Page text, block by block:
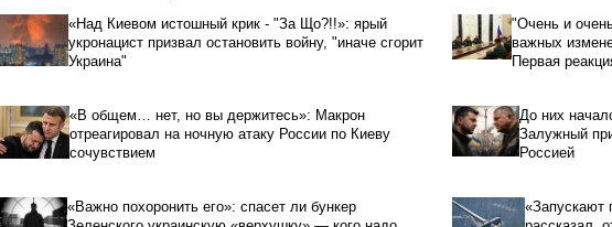
«Над Киевом истошный крик - "За Що?!!»: ярый
укронацист призвал остановить войну, "иначе сгорит
Украина"
"Очень и
важных
Первая
«В общем… нет, но вы держитесь»: Макрон
отреагировал на ночную атаку России по Киеву
сочувствием
До них
Залужный
Россией
«Важно похоронить его»: спасет ли бункер
«Запускают